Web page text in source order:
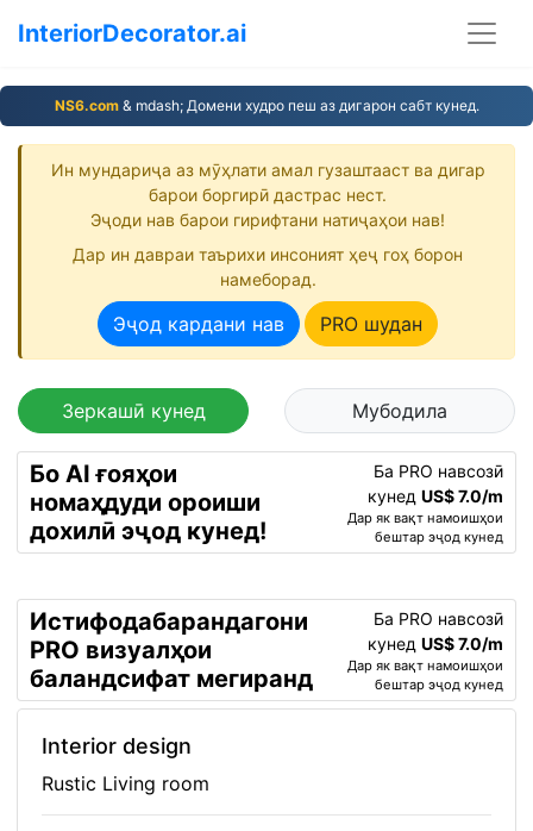
InteriorDecorator.ai
NS6.com& mdash; Домени худро пеш аз дигарон сабт кунед.
Ин мундариҷа аз мӯҳлати амал гузаштааст ва дигар
барои боргирӣ дастрас нест.
Эҷоди нав барои гирифтани натиҷаҳои нав!
Дар ин давраи таърихи инсоният ҳеҷ гоҳ борон
намеборад.
Эҷод кардани нав PRO шудан
Зеркашӣ кунед Мубодила
Бо AI ғояҳои
номаҳдуди ороиши
дохилӣ эҷод кунед!
Ба PRO навсозӣ
кунед US$ 7.0/m
Дар як вақт намоишҳои
бештар эҷод кунед
Истифодабарандагони
PRO визуалҳои
баландсифат мегиранд
Ба PRO навсозӣ
кунед US$ 7.0/m
Дар як вақт намоишҳои
бештар эҷод кунед
Interior design
Rustic Living room